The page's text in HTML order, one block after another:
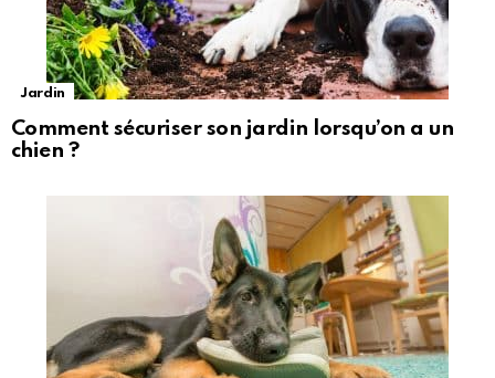
Jardin
Comment sécuriser son jardin lorsqu’on a un
chien ?